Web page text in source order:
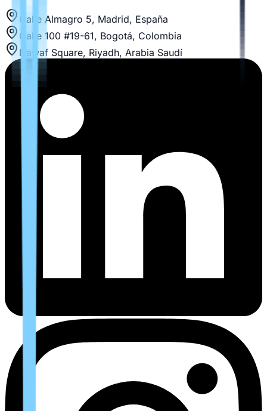
Calle Almagro 5, Madrid, España
Calle 100 #19-61, Bogotá, Colombia
Nawaf Square, Riyadh, Arabia Saudí